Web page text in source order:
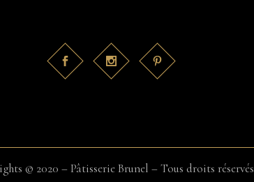
© 2020 – Pâtisserie Brunel – Tous droits réservés